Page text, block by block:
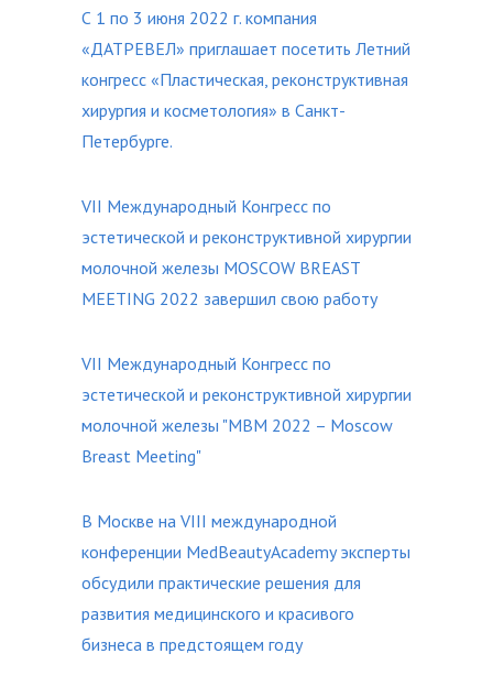
С 1 по 3 июня 2022 г. компания
«ДАТРЕВЕЛ» приглашает посетить Летний
конгресс «Пластическая, реконструктивная
хирургия и косметология» в Санкт-
Петербурге.
VII Международный Конгресс по
эстетической и реконструктивной хирургии
молочной железы MOSCOW BREAST
MEETING 2022 завершил свою работу
VII Международный Конгресс по
эстетической и реконструктивной хирургии
молочной железы "MBM 2022 – Moscow
Breast Meeting"
В Москве на VIII международной
конференции MedBeautyAcademy эксперты
обсудили практические решения для
развития медицинского и красивого
бизнеса в предстоящем году